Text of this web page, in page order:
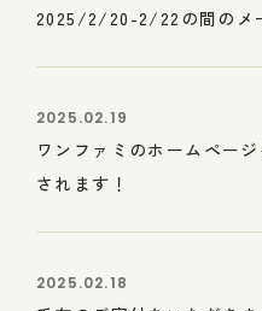
2025/2/20-2/22の間のメ
2025.02.19
ワンファミのホームペー
されます！
2025.02.18